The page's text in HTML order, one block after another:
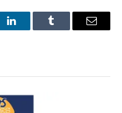
LinkedInTumblr Email